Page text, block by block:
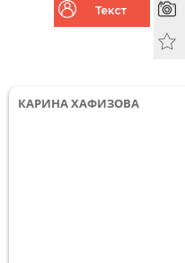
Текст
КАРИНА ХАФИЗОВА